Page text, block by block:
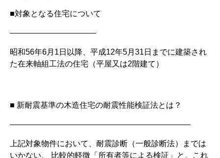
■対象となる住宅について
―――――――――――
昭和56年6月1日以降、平成12年5月31日までに建築され
た在来軸組工法の住宅（平屋又は2階建て）
■ 新耐震基準の木造住宅の耐震性能検証法とは？
―――――――――――――――――――――――
上記対象物件において、耐震診断（一般診断法）までは
いかない、 比較的軽微「所有者等による検証」と、これ